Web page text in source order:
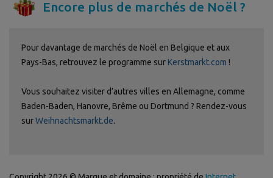
Encore plus de marchés de Noël ?
Pour davantage de marchés de Noël en Belgique et aux
Pays-Bas, retrouvez le programme surKerstmarkt.com !
Vous souhaitez visiter d’autres villes en Allemagne, comme
Baden-Baden, Hanovre, Brême ou Dortmund ? Rendez-vous
surWeihnachtsmarkt.de.